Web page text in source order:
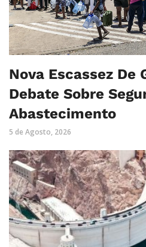
Nova Escassez De
Debate Sobre
Abastecimento
5 de Agosto, 2026